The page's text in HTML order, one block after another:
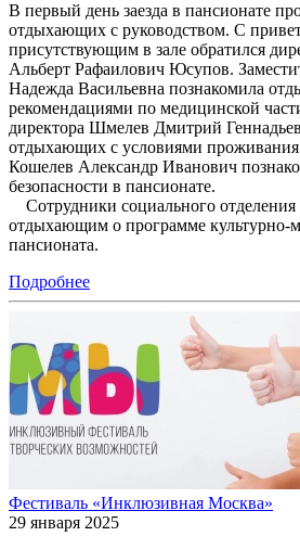
В первый день заезда в пансионате
отдыхающих с руководством. С
присутствующим в зале обратился
Альберт Рафаилович Юсупов.
Надежда Васильевна познакомила
рекомендациями по медицинской
директора Шмелев Дмитрий
отдыхающих с условиями проживания
Кошелев Александр Иванович
безопасности в пансионате.
Сотрудники социального отделения
отдыхающим о программе культурно-
пансионата.
Подробнее
Фестиваль «Инклюзивная Москва»
29 января 2025